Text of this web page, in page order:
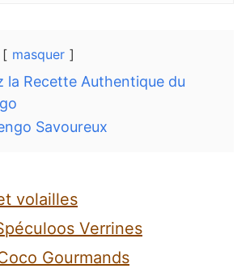
masquer
la Recette Authentique du
Savoureux
volailles
Verrines
Gourmands